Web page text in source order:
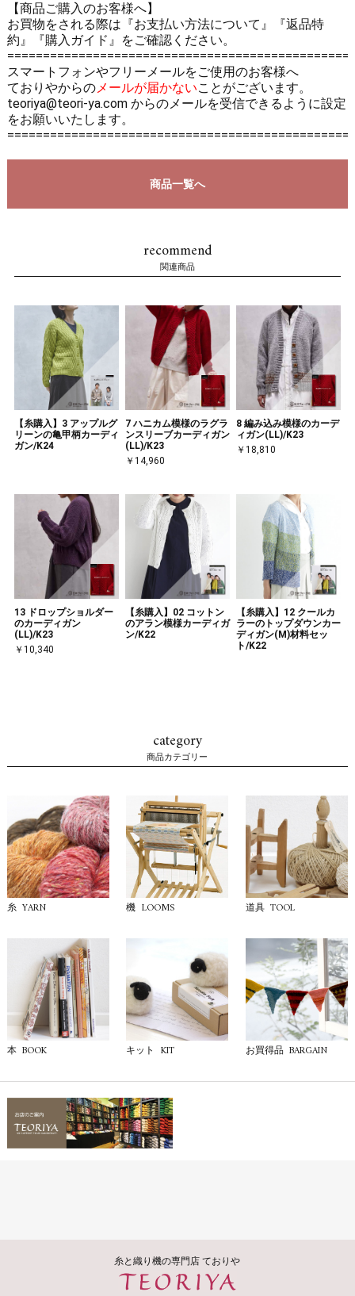
【商品ご購入のお客様へ】
お買物をされる際は 『お支払い方法について』
『返品特
約』
『購入ガイド』 をご確認ください。
スマートフォンやフリーメールをご使用のお客様へ
ておりやからのメールが届かないことがございます。
teoriya@teori-ya.com からのメールを受信できるように設定
をお願いいたします。
商品一覧へ
recommend
関連商品
【糸購入】3 アップルグ
リーンの亀甲柄カーディ
ガン/K24
7 ハニカム模様のラグラ
ンスリーブカーディガン
(LL)/K23
￥14,960
8 編み込み模様のカーデ
ィガン(LL)/K23
￥18,810
13 ドロップショルダー
のカーディガン
(LL)/K23
￥10,340
【糸購入】02 コットン
のアラン模様カーディガ
ン/K22
【糸購入】12 クールカ
ラーのトップダウンカー
ディガン(M)材料セッ
ト/K22
category
商品カテゴリー
糸 YARN 機 LOOMS 道具 TOOL
本 BOOK キット KIT お買得品 BARGAIN
糸と織り機の専門店 ておりや